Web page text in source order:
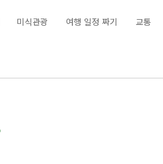
미식관광 여행 일정 짜기
교통